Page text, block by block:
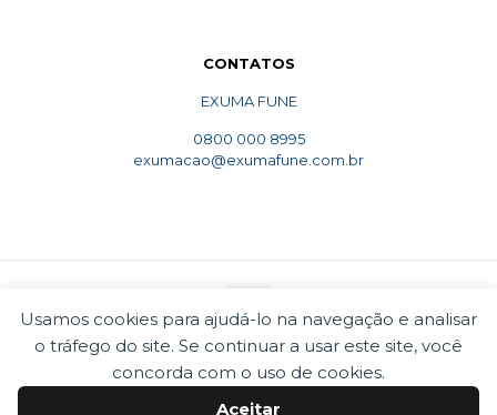
Usamos cookies para ajudá-lo na navegação e analisar
o tráfego do site. Se continuar a usar este site, você
concorda com o uso de cookies.
Aceitar
CONTATOS
EXUMA FUNE
0800 000 8995
exumacao@exumafune.com.br
© 2010 Exumafune. Todos direitos reservados- Ligue
0800 000 8995. Exumações de ossos em todo o Brasil.
Termos e condições
Politica de privacidade